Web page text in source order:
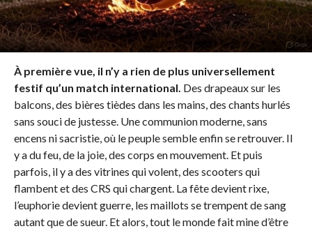
À première vue, il n’y a rien de plus universellement
festif qu’un match international. Des drapeaux sur les
balcons, des bières tièdes dans les mains, des chants hurlés
sans souci de justesse. Une communion moderne, sans
encens ni sacristie, où le peuple semble enfin se retrouver. Il
y a du feu, de la joie, des corps en mouvement. Et puis
parfois, il y a des vitrines qui volent, des scooters qui
flambent et des CRS qui chargent. La fête devient rixe,
l’euphorie devient guerre, les maillots se trempent de sang
autant que de sueur. Et alors, tout le monde fait mine d’être